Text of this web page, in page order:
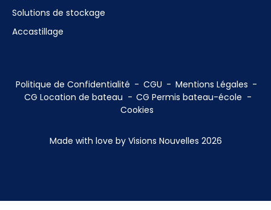
Solutions de stockage
Accastillage
Politique de Confidentialité CGU
Mentions Légales
CG Location de bateau
CG Permis bateau-école
Cookies
Made with love by Visions Nouvelles 2026